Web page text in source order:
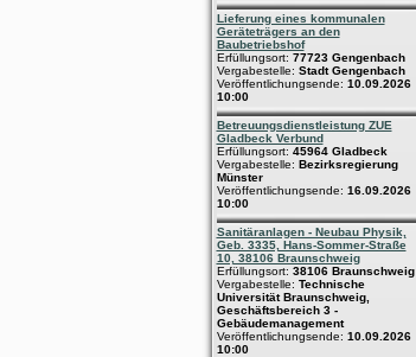
Lieferung eines kommunalen
Geräteträgers an den
Baubetriebshof
Erfüllungsort: 77723 Gengenbach
Vergabestelle: Stadt Gengenbach
Veröffentlichungsende: 10.09.2026
10:00
Betreuungsdienstleistung ZUE
Gladbeck Verbund
Erfüllungsort: 45964 Gladbeck
Vergabestelle: Bezirksregierung
Münster
Veröffentlichungsende: 16.09.2026
10:00
Sanitäranlagen - Neubau Physik,
Geb. 3335, Hans-Sommer-Straße
10, 38106 Braunschweig
Erfüllungsort: 38106 Braunschweig
Vergabestelle: Technische
Universität Braunschweig,
Geschäftsbereich 3 -
Gebäudemanagement
Veröffentlichungsende: 10.09.2026
10:00